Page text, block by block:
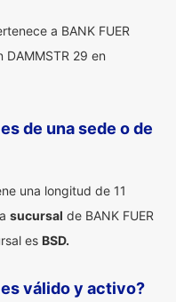
a BANK FUER
DAMMSTR 29 en
de una sede o de
una longitud de 11
sucursal de BANK FUER
es BSD.
es válido y activo?